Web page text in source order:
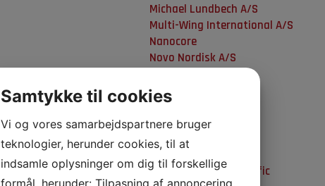
Michael Lundbech A/S
Multi-Wing International A/S
Nanocore
Novo Nordisk A/S
Saxe Group
Seal Engineering
SP Group A/S
Steel-Tech ApS
Teknologisk Institut
Thermo Fisher Scientific
Samtykke til cookies
Vi og vores samarbejdspartnere bruger
teknologier, herunder cookies, til at
indsamle oplysninger om dig til forskellige
formål, herunder: Tilpasning af annoncering,